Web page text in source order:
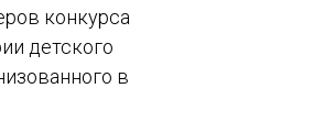
конкурса
детского
в